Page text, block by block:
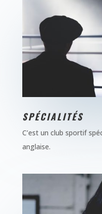
SPÉCIALITÉS
C’est un club sportif
anglaise.